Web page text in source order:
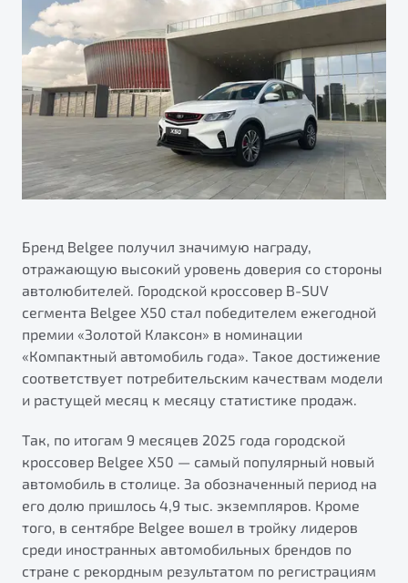
Яркий кроссовер
от 2 219 990 ₽*
Обзор В наличии
Элегантный и практичный седан
от 1 699 990 ₽*
Обзор В наличии
X70
Страхование
Расчет КАСКО
Узнайте о специальных выгодах при покупке
автомобиля Belgee
Подробно
Автомобили в наличии
Тест-драйв
Автокредит
Спецпредложения
Belgee Линк
Belgee Клуб
Belgee Плюс
Реферальная программа
Клиентская поддержка
Помощь на дорогах
Будьте еще более уверены на дорогах с программой
"Помощь на дорогах"
Преимущества программы
Бренд Belgee получил значимую награду,
отражающую высокий уровень доверия со стороны
автолюбителей. Городской кроссовер B-SUV
сегмента Belgee Х50 стал победителем ежегодной
премии «Золотой Клаксон» в номинации
«Компактный автомобиль года». Такое достижение
соответствует потребительским качествам модели
и растущей месяц к месяцу статистике продаж.
Так, по итогам 9 месяцев 2025 года городской
кроссовер Belgee X50 — самый популярный новый
автомобиль в столице. За обозначенный период на
его долю пришлось 4,9 тыс. экземпляров. Кроме
того, в сентябре Belgee вошел в тройку лидеров
среди иностранных автомобильных брендов по
стране с рекордным результатом по регистрациям